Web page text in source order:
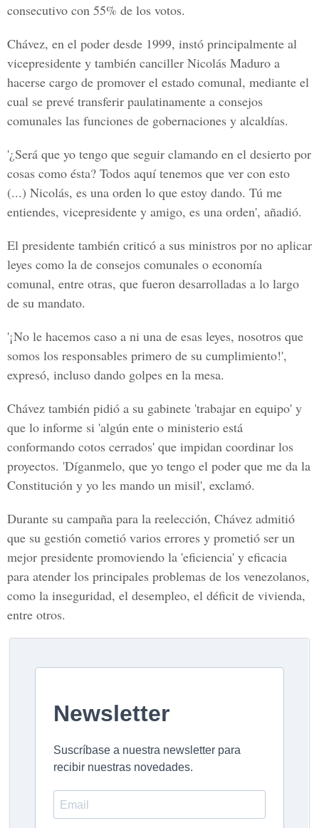
consecutivo con 55% de los votos.
Chávez, en el poder desde 1999, instó principalmente al
vicepresidente y también canciller Nicolás Maduro a
hacerse cargo de promover el estado comunal, mediante el
cual se prevé transferir paulatinamente a consejos
comunales las funciones de gobernaciones y alcaldías.
'¿Será que yo tengo que seguir clamando en el desierto por
cosas como ésta? Todos aquí tenemos que ver con esto
(...) Nicolás, es una orden lo que estoy dando. Tú me
entiendes, vicepresidente y amigo, es una orden', añadió.
El presidente también criticó a sus ministros por no aplicar
leyes como la de consejos comunales o economía
comunal, entre otras, que fueron desarrolladas a lo largo
de su mandato.
'¡No le hacemos caso a ni una de esas leyes, nosotros que
somos los responsables primero de su cumplimiento!',
expresó, incluso dando golpes en la mesa.
Chávez también pidió a su gabinete 'trabajar en equipo' y
que lo informe si 'algún ente o ministerio está
conformando cotos cerrados' que impidan coordinar los
proyectos. 'Díganmelo, que yo tengo el poder que me da la
Constitución y yo les mando un misil', exclamó.
Durante su campaña para la reelección, Chávez admitió
que su gestión cometió varios errores y prometió ser un
mejor presidente promoviendo la 'eficiencia' y eficacia
para atender los principales problemas de los venezolanos,
como la inseguridad, el desempleo, el déficit de vivienda,
entre otros.